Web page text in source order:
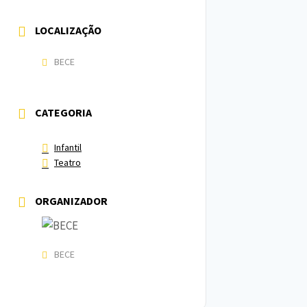
LOCALIZAÇÃO
BECE
CATEGORIA
Infantil
Teatro
ORGANIZADOR
BECE